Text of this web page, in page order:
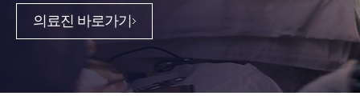
의료진 바로가기